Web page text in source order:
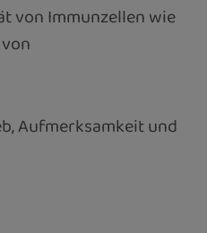
von Immunzellen wie
Aufmerksamkeit und